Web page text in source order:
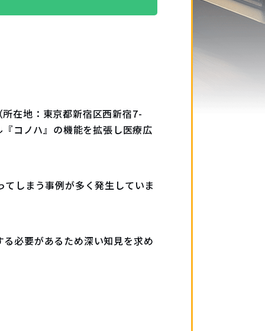
在地：東京都新宿区西新宿7-
コノハ』の機能を拡張し医療広
しまう事例が多く発生していま
必要があるため深い知見を求め